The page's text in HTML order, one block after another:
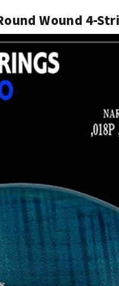
電子ピアノ
Wound 4-